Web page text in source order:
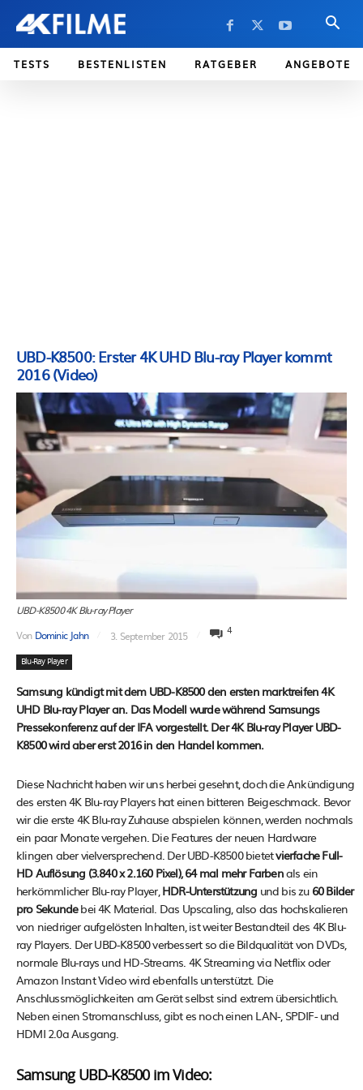
TESTS BESTENLISTEN RATGEBER ANGEBOTE
UBD-K8500: Erster 4K UHD Blu-ray Player kommt
2016 (Video)
UBD-K8500 4K Blu-ray Player
Von Dominic Jahn 3. September 2015 4
Blu-Ray Player
Samsung kündigt mit dem UBD-K8500 den ersten marktreifen 4K
UHD Blu-ray Player an. Das Modell wurde während Samsungs
Pressekonferenz auf der IFA vorgestellt. Der 4K Blu-ray Player UBD-
K8500 wird aber erst 2016 in den Handel kommen.
Diese Nachricht haben wir uns herbei gesehnt, doch die Ankündigung
des ersten 4K Blu-ray Players hat einen bitteren Beigeschmack. Bevor
wir die erste 4K Blu-ray Zuhause abspielen können, werden nochmals
ein paar Monate vergehen. Die Features der neuen Hardware
klingen aber vielversprechend. Der UBD-K8500 bietetvierfache Full-
HD Auflösung (3.840 x 2.160 Pixel), 64 mal mehr Farbenals ein
herkömmlicher Blu-ray Player,HDR-Unterstützung und bis zu 60 Bilder
pro Sekundebei 4K Material. Das Upscaling, also das hochskalieren
von niedriger aufgelösten Inhalten, ist weiter Bestandteil des 4K Blu-
ray Players. Der UBD-K8500 verbessert so die Bildqualität von DVDs,
normale Blu-rays und HD-Streams. 4K Streaming via Netflix oder
Amazon Instant Video wird ebenfalls unterstützt. Die
Anschlussmöglichkeiten am Gerät selbst sind extrem übersichtlich.
Neben einen Stromanschluss, gibt es noch einen LAN-, SPDIF- und
HDMI 2.0a Ausgang.
Samsung UBD-K8500 im Video: